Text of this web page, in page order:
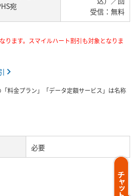
宛
受信：無料
ります。スマイルハート割引も対象となりま
料金プラン」「データ定額サービス」は名称
必要